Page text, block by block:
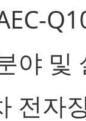
야 및
전자